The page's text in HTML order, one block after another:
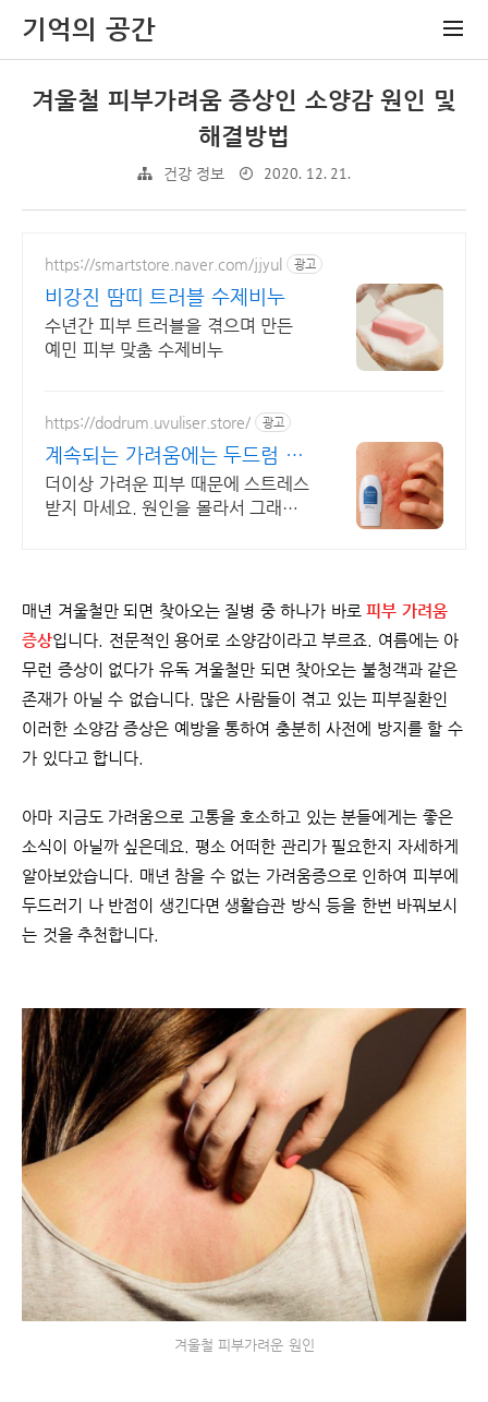
기억의 공간
겨울철 피부가려움 증상인 소양감 원인 및
해결방법
건강 정보 2020. 12. 21.
https://smartstore.naver.com/jjyul 광고
비강진 땀띠 트러블 수제비누
수년간 피부 트러블을 겪으며 만든
예민 피부 맞춤 수제비누
https://dodrum.uvuliser.store/ 광고
계속되는 가려움에는 두드럼 효
과 없을시 100% 환불
더이상 가려운 피부 때문에 스트레스
받지 마세요. 원인을 몰라서 그래요.
매년 겨울철만 되면 찾아오는 질병 중 하나가 바로 피부 가려움
증상입니다. 전문적인 용어로 소양감이라고 부르죠. 여름에는 아
무런 증상이 없다가 유독 겨울철만 되면 찾아오는 불청객과 같은
존재가 아닐 수 없습니다. 많은 사람들이 겪고 있는 피부질환인
이러한 소양감 증상은 예방을 통하여 충분히 사전에 방지를 할 수
가 있다고 합니다.
아마 지금도 가려움으로 고통을 호소하고 있는 분들에게는 좋은
소식이 아닐까 싶은데요. 평소 어떠한 관리가 필요한지 자세하게
알아보았습니다. 매년 참을 수 없는 가려움증으로 인하여 피부에
두드러기 나 반점이 생긴다면 생활습관 방식 등을 한번 바꿔보시
는 것을 추천합니다.
겨울철 피부가려운 원인